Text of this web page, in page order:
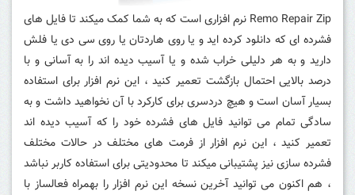
Remo Repair Zip نرم افزاری است که به شما کمک میکند تا فایل های
فشرده ای که دانلود کرده اید و یا روی هاردتان یا روی سی دی یا فلش
دارید و به هر دلیلی خراب شده و یا آسیب دیده اند را به آسانی و با
درصد بالایی احتمال بازگشت تعمیر کنید ، این نرم افزار برای استفاده
بسیار آسان است و هیچ دردسری برای کارکرد با آن نخواهید داشت و به
سادگی تمام می توانید فایل های فشرده خود را که آسیب دیده اند
تعمیر کنید ، این نرم افزار از فرمت های مختلف در حالات مختلف
فشرده سازی نیز پشتیبانی میکند تا محدودیتی برای استفاده کاربر نباشد
، هم اکنون می توانید آخرین نسخه این نرم افزار را بهمراه فعالساز با